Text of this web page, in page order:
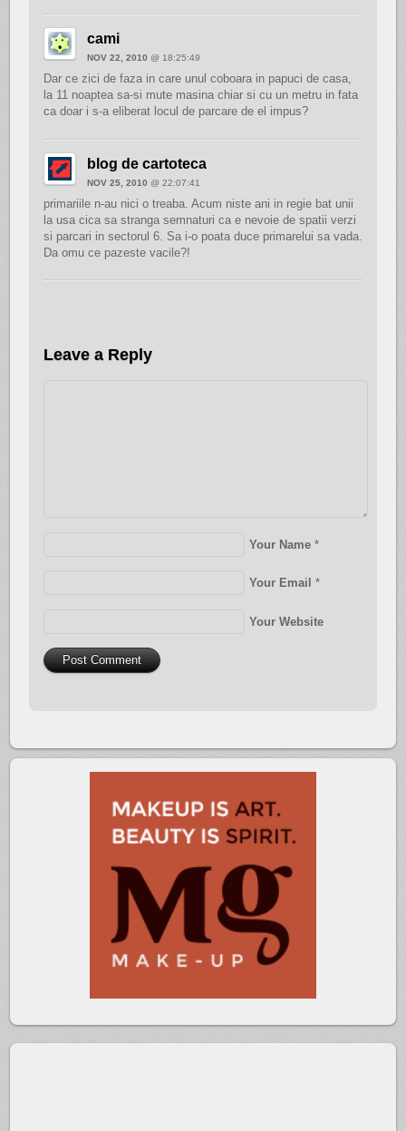
cami
NOV 22, 2010 @ 18:25:49
Dar ce zici de faza in care unul coboara in papuci de casa,
la 11 noaptea sa-si mute masina chiar si cu un metru in fata
ca doar i s-a eliberat locul de parcare de el impus?
blog de cartoteca
NOV 25, 2010 @ 22:07:41
primariile n-au nici o treaba. Acum niste ani in regie bat unii
la usa cica sa stranga semnaturi ca e nevoie de spatii verzi
si parcari in sectorul 6. Sa i-o poata duce primarelui sa vada.
Da omu ce pazeste vacile?!
Leave a Reply
Your Name *
Your Email *
Your Website